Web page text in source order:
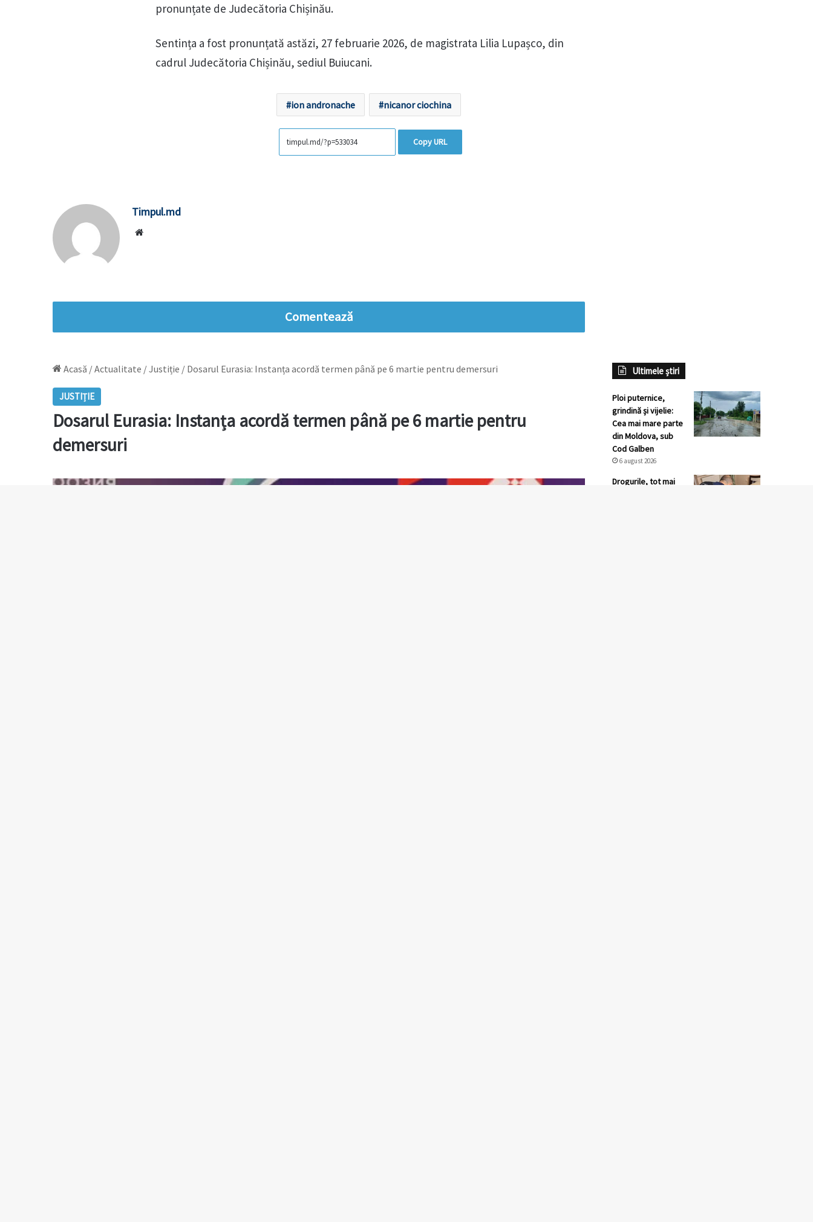
pronunțate de Judecătoria Chișinău.
Sentința a fost pronunțată astăzi, 27 februarie 2026, de magistrata Lilia Lupașco, din
cadrul Judecătoria Chișinău, sediul Buiucani.
ion andronache nicanor ciochina
Copy URL
Timpul.md
Comentează